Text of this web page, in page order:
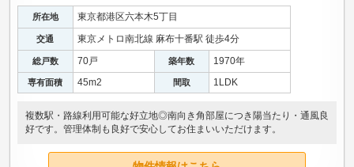
所在地 東京都港区六本木5丁目
交通 東京メトロ南北線 麻布十番駅 徒歩4分
総戸数 70戸 築年数 1970年
専有面積 45m2 間取 1LDK
複数駅・路線利用可能な好立地◎南向き角部屋につき陽当たり・通風良
好です。管理体制も良好で安心してお住まいいただけます。